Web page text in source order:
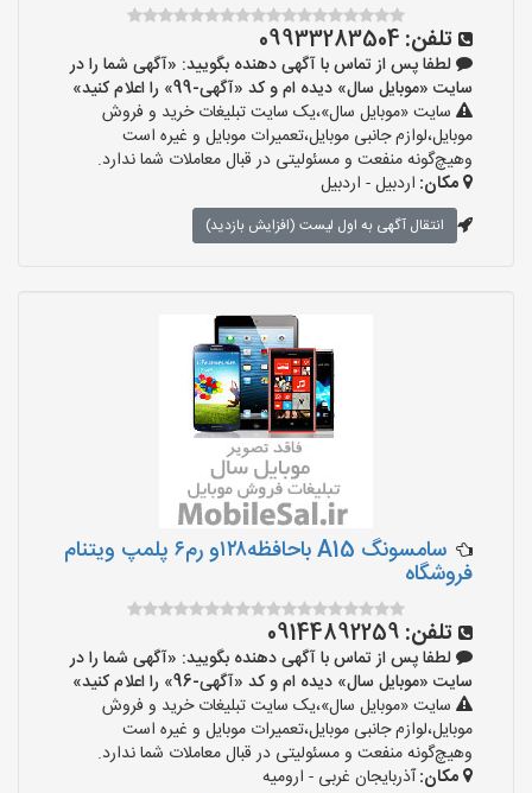
تلفن: 09933283504
لطفا پس از تماس با آگهی دهنده بگویید: «آگهی شما را در
سایت «موبایل سال» دیده ام و کد «آگهی-99» را اعلام کنید»
سایت «موبایل سال»،یک سایت تبلیغات خرید و فروش
موبایل،لوازم جانبی موبایل،تعمیرات موبایل و غیره است
وهیچ‌گونه منفعت و مسئولیتی در قبال معاملات شما ندارد.
مکان: اردبیل - اردبیل
انتقال آگهی به اول لیست (افزایش بازدید)
سامسونگ A15 باحافظه۱۲۸و رم۶ پلمپ ویتنام
فروشگاه
تلفن: 09144892259
لطفا پس از تماس با آگهی دهنده بگویید: «آگهی شما را در
سایت «موبایل سال» دیده ام و کد «آگهی-96» را اعلام کنید»
سایت «موبایل سال»،یک سایت تبلیغات خرید و فروش
موبایل،لوازم جانبی موبایل،تعمیرات موبایل و غیره است
وهیچ‌گونه منفعت و مسئولیتی در قبال معاملات شما ندارد.
مکان:آذربایجان غربی - ارومیه